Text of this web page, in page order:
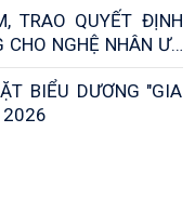
TRAO QUYẾT ĐỊNH
CHO NGHỆ NHÂN ƯU
BIỂU DƯƠNG "GIA
2026